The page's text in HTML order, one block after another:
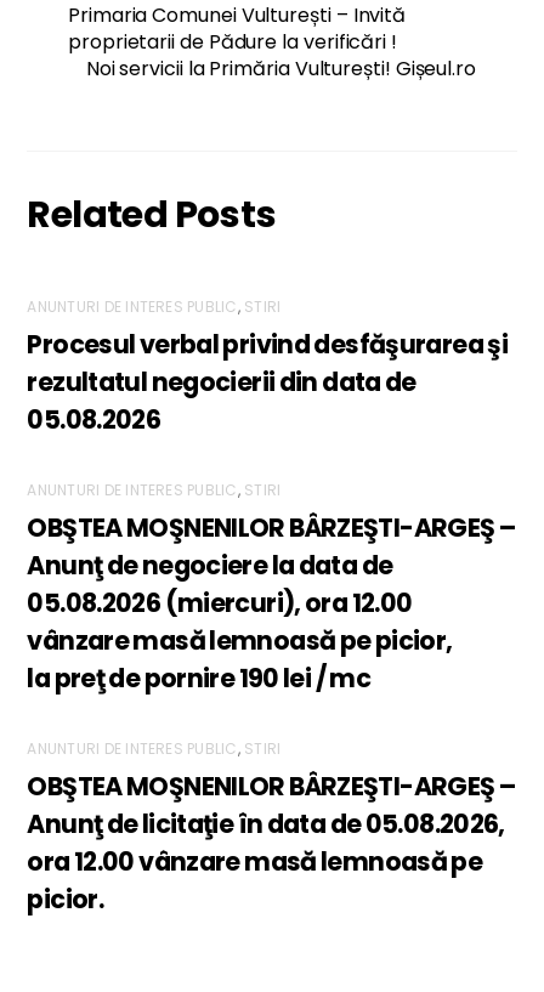
Primaria Comunei Vulturești – Invită
proprietarii de Pădure la verificări !
Noi servicii la Primăria Vulturești! Gișeul.ro
Related Posts
ANUNTURI DE INTERES PUBLIC, STIRI
Procesul verbal privind desfăşurarea şi
rezultatul negocierii din data de
05.08.2026
ANUNTURI DE INTERES PUBLIC, STIRI
OBŞTEA MOŞNENILOR BÂRZEŞTI-ARGEŞ –
Anunţ de negociere la data de
05.08.2026 (miercuri), ora 12.00
vânzare masă lemnoasă pe picior,
la preţ de pornire 190 lei / mc
ANUNTURI DE INTERES PUBLIC, STIRI
OBŞTEA MOŞNENILOR BÂRZEŞTI-ARGEŞ –
Anunţ de licitaţie în data de 05.08.2026,
ora 12.00 vânzare masă lemnoasă pe
picior.